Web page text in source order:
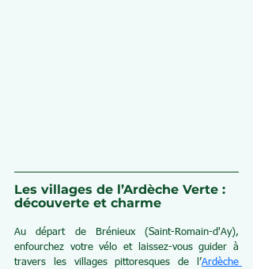
Les villages de l’Ardèche Verte :
découverte et charme
Au départ de Brénieux (Saint-Romain-d'Ay),
enfourchez votre vélo et laissez-vous guider à
travers les villages pittoresques de l’Ardèche